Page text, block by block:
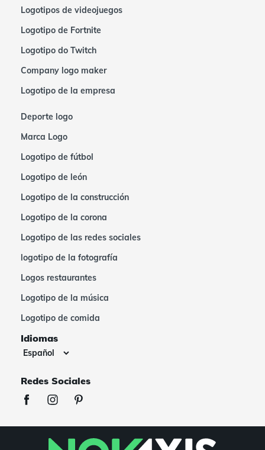
Logotipos de videojuegos
Logotipo de Fortnite
Logotipo do Twitch
Company logo maker
Logotipo de la empresa
Deporte logo
Marca Logo
Logotipo de fútbol
Logotipo de león
Logotipo de la construcción
Logotipo de la corona
Logotipo de las redes sociales
logotipo de la fotografía
Logos restaurantes
Logotipo de la música
Logotipo de comida
Idiomas
Redes Sociales